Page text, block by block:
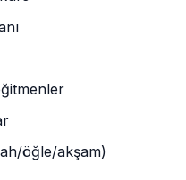
öğle/akşam)